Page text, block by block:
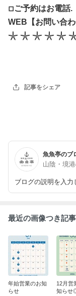
◽︎ご予約はお電話.
WEB【お問い合
𓇼 𓇼 𓇼 𓇼 𓇼
記事をシェア
魚魚亭のブ
ブログの説明を入力
最近の画像つき記事
年始営業のお知
らせ
12月営
知らせ